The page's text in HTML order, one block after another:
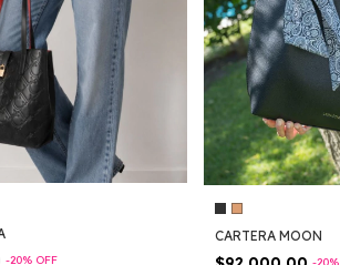
-20% OFF
CARTERA MOON